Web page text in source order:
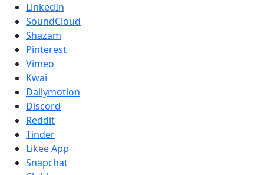
LinkedIn
SoundCloud
Shazam
Pinterest
Vimeo
Kwai
Dailymotion
Discord
Reddit
Tinder
Likee App
Snapchat